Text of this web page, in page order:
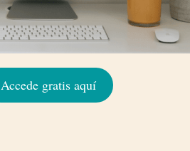
Accede gratis aquí